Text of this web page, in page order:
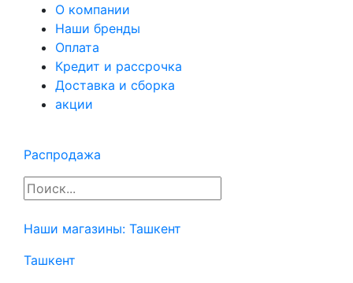
О компании
Наши бренды
Оплата
Кредит и рассрочка
Доставка и сборка
акции
Распродажа
Наши магазины: Ташкент
Ташкент